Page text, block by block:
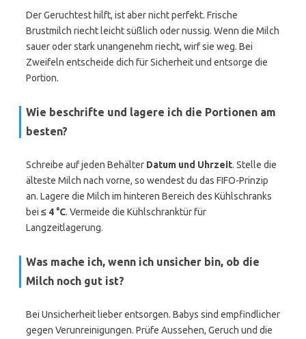
Der Geruchtest hilft, ist aber nicht perfekt. Frische
Brustmilch riecht leicht süßlich oder nussig. Wenn die Milch
sauer oder stark unangenehm riecht, wirf sie weg. Bei
Zweifeln entscheide dich für Sicherheit und entsorge die
Portion.
Wie beschrifte und lagere ich die Portionen am
besten?
Schreibe auf jeden Behälter Datum und Uhrzeit. Stelle die
älteste Milch nach vorne, so wendest du das FIFO-Prinzip
an. Lagere die Milch im hinteren Bereich des Kühlschranks
bei ≤ 4 °C. Vermeide die Kühlschranktür für
Langzeitlagerung.
Was mache ich, wenn ich unsicher bin, ob die
Milch noch gut ist?
Bei Unsicherheit lieber entsorgen. Babys sind empfindlicher
gegen Verunreinigungen. Prüfe Aussehen, Geruch und die